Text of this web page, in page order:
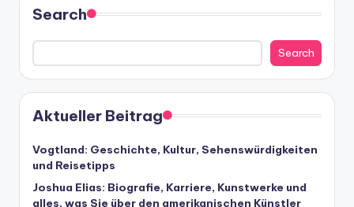
Search
Search
Aktueller Beitrag
Vogtland: Geschichte, Kultur, Sehenswürdigkeiten
und Reisetipps
Joshua Elias: Biografie, Karriere, Kunstwerke und
alles, was Sie über den amerikanischen Künstler